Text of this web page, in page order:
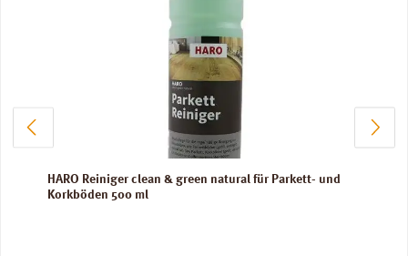
HARO Reiniger clean & green natural für Parkett- und
Korkböden 500 ml